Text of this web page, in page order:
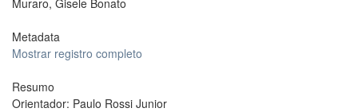
Muraro, Gisele Bonato
Metadata
Mostrar registro completo
Resumo
Orientador: Paulo Rossi Junior